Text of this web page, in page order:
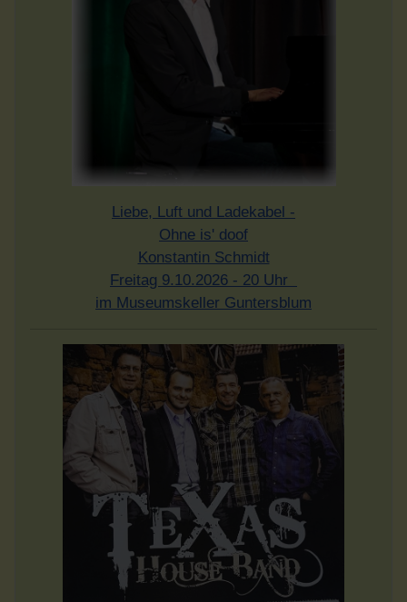
Liebe, Luft und Ladekabel -
Ohne is' doof
Konstantin Schmidt
Freitag 9.10.2026 - 20 Uhr
im Museumskeller Guntersblum